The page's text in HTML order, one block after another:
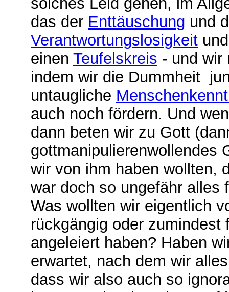
das der Enttäuschung und
Verantwortungslosigkeit
einen Teufelskreis - und wir
indem wir die Dummheit
untaugliche
auch noch fördern. Und
dann beten wir zu Gott
gottmanipulierenwollendes
wir von ihm haben wollten,
war doch so ungefähr alles
Was wollten wir eigentlich
rückgängig oder
angeleiert haben? Haben
erwartet, nach dem wir
dass wir also auch so